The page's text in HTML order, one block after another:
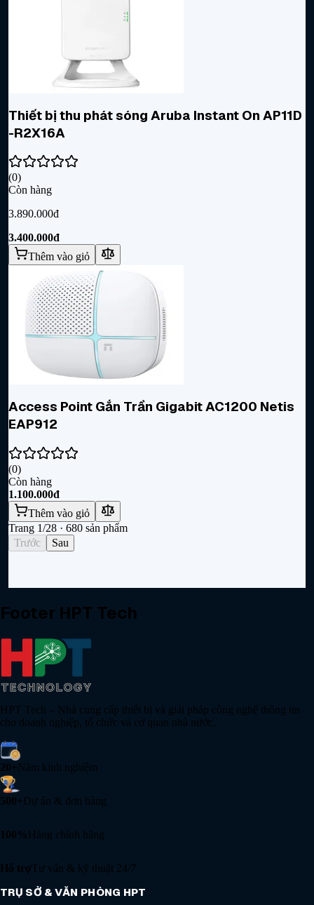
Thiết bị thu phát sóng Aruba Instant On AP11D
-R2X16A
(0)
Còn hàng
3.890.000đ
3.400.000đ
Thêm vào giỏ
Access Point Gắn Trần Gigabit AC1200 Netis
EAP912
(0)
Còn hàng
1.100.000đ
Thêm vào giỏ
Trang 1/28 · 680 sản phẩm
Trước
Sau
Footer HPT Tech
HPT Tech – Nhà cung cấp thiết bị và giải pháp công nghệ thông tin
cho doanh nghiệp, tổ chức và cơ quan nhà nước.
20+Năm kinh nghiệm
500+Dự án & đơn hàng
100% Hàng chính hãng
Hỗ trợ Tư vấn & kỹ thuật 24/7
TRỤ SỞ & VĂN PHÒNG HPT